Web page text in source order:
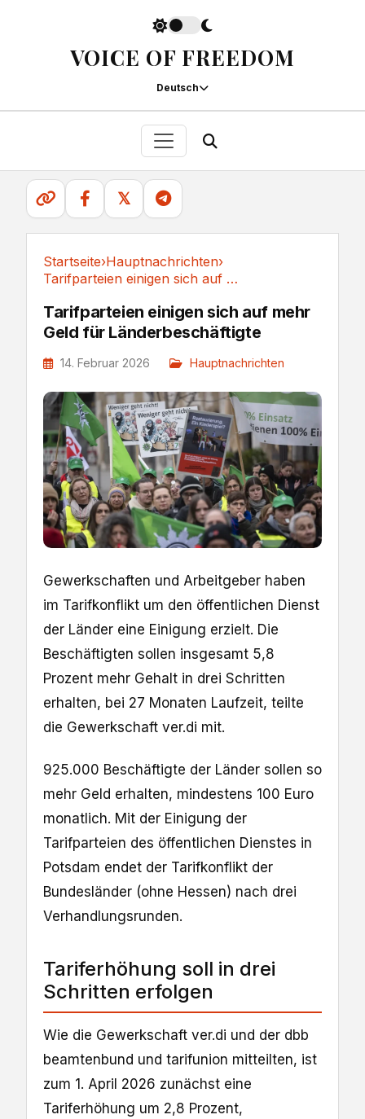
VOICE OF FREEDOM
Deutsch
𝕏
Startseite›Hauptnachrichten›
Tarifparteien einigen sich auf mehr Geld für...
Tarifparteien einigen sich auf mehr
Geld für Länderbeschäftigte
14. Februar 2026 Hauptnachrichten
Gewerkschaften und Arbeitgeber haben
im Tarifkonflikt um den öffentlichen Dienst
der Länder eine Einigung erzielt. Die
Beschäftigten sollen insgesamt 5,8
Prozent mehr Gehalt in drei Schritten
erhalten, bei 27 Monaten Laufzeit, teilte
die Gewerkschaft ver.di mit.
925.000 Beschäftigte der Länder sollen so
mehr Geld erhalten, mindestens 100 Euro
monatlich. Mit der Einigung der
Tarifparteien des öffentlichen Dienstes in
Potsdam endet der Tarifkonflikt der
Bundesländer (ohne Hessen) nach drei
Verhandlungsrunden.
Tariferhöhung soll in drei
Schritten erfolgen
Wie die Gewerkschaft ver.di und der dbb
beamtenbund und tarifunion mitteilten, ist
zum 1. April 2026 zunächst eine
Tariferhöhung um 2,8 Prozent,